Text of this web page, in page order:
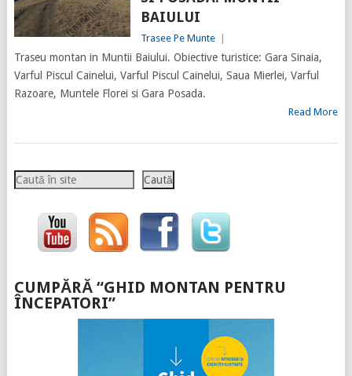
BAIULUI
Trasee Pe Munte
Traseu montan in Muntii Baiului. Obiective turistice: Gara Sinaia,
Varful Piscul Cainelui, Varful Piscul Cainelui, Saua Mierlei, Varful
Razoare, Muntele Florei si Gara Posada.
Read More
Caută Caută
CUMPĂRĂ “GHID MONTAN PENTRU
ÎNCEPATORI”